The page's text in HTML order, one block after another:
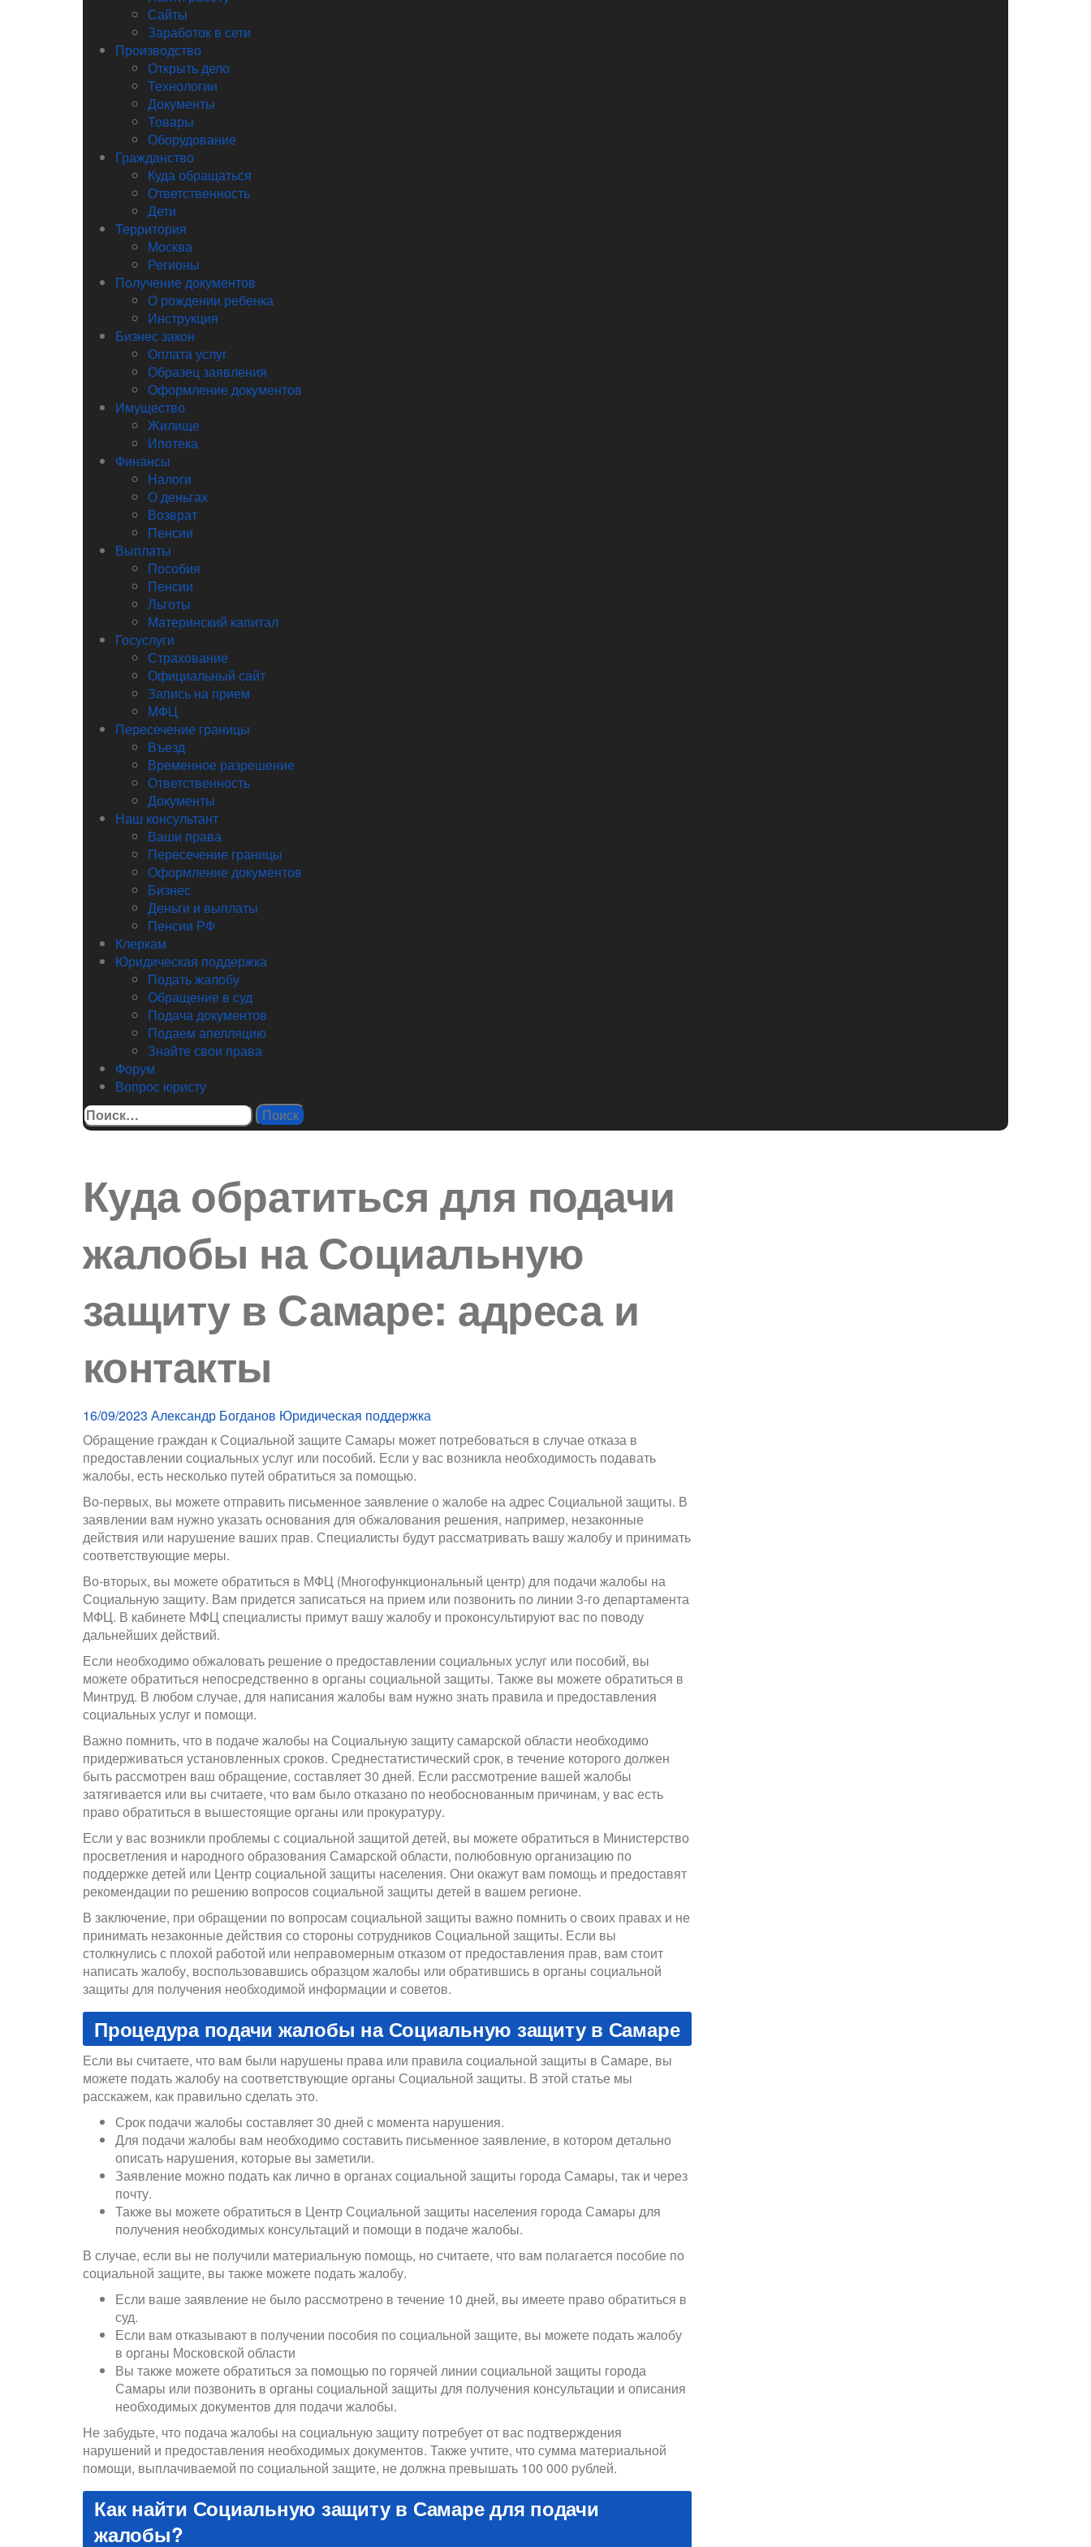
Сайты
Заработок в сети
Производство
Открыть дело
Технологии
Документы
Товары
Оборудование
Гражданство
Куда обращаться
Ответственность
Дети
Территория
Москва
Регионы
Получение документов
О рождении ребенка
Инструкция
Бизнес закон
Оплата услуг
Образец заявления
Оформление документов
Имущество
Жилище
Ипотека
Финансы
Налоги
О деньгах
Возврат
Пенсии
Выплаты
Пособия
Пенсии
Льготы
Материнский капитал
Госуслуги
Страхование
Официальный сайт
Запись на прием
МФЦ
Пересечение границы
Въезд
Временное разрешение
Ответственность
Документы
Наш консультант
Ваши права
Пересечение границы
Оформление документов
Бизнес
Деньги и выплаты
Пенсии РФ
Клеркам
Юридическая поддержка
Подать жалобу
Обращение в суд
Подача документов
Подаем апелляцию
Знайте свои права
Форум
Вопрос юристу
Найти:
Куда обратиться для подачи
жалобы на Социальную
защиту в Самаре: адреса и
контакты
16/09/2023 Александр Богданов Юридическая поддержка
Обращение граждан к Социальной защите Самары может потребоваться в случае отказа в
предоставлении социальных услуг или пособий. Если у вас возникла необходимость подавать
жалобы, есть несколько путей обратиться за помощью.
Во-первых, вы можете отправить письменное заявление о жалобе на адрес Социальной защиты. В
заявлении вам нужно указать основания для обжалования решения, например, незаконные
действия или нарушение ваших прав. Специалисты будут рассматривать вашу жалобу и принимать
соответствующие меры.
Во-вторых, вы можете обратиться в МФЦ (Многофункциональный центр) для подачи жалобы на
Социальную защиту. Вам придется записаться на прием или позвонить по линии 3-го департамента
МФЦ. В кабинете МФЦ специалисты примут вашу жалобу и проконсультируют вас по поводу
дальнейших действий.
Если необходимо обжаловать решение о предоставлении социальных услуг или пособий, вы
можете обратиться непосредственно в органы социальной защиты. Также вы можете обратиться в
Минтруд. В любом случае, для написания жалобы вам нужно знать правила и предоставления
социальных услуг и помощи.
Важно помнить, что в подаче жалобы на Социальную защиту самарской области необходимо
придерживаться установленных сроков. Среднестатистический срок, в течение которого должен
быть рассмотрен ваш обращение, составляет 30 дней. Если рассмотрение вашей жалобы
затягивается или вы считаете, что вам было отказано по необоснованным причинам, у вас есть
право обратиться в вышестоящие органы или прокуратуру.
Если у вас возникли проблемы с социальной защитой детей, вы можете обратиться в Министерство
просветления и народного образования Самарской области, полюбовную организацию по
поддержке детей или Центр социальной защиты населения. Они окажут вам помощь и предоставят
рекомендации по решению вопросов социальной защиты детей в вашем регионе.
В заключение, при обращении по вопросам социальной защиты важно помнить о своих правах и не
принимать незаконные действия со стороны сотрудников Социальной защиты. Если вы
столкнулись с плохой работой или неправомерным отказом от предоставления прав, вам стоит
написать жалобу, воспользовавшись образцом жалобы или обратившись в органы социальной
защиты для получения необходимой информации и советов.
Процедура подачи жалобы на Социальную защиту в Самаре
Если вы считаете, что вам были нарушены права или правила социальной защиты в Самаре, вы
можете подать жалобу на соответствующие органы Социальной защиты. В этой статье мы
расскажем, как правильно сделать это.
Срок подачи жалобы составляет 30 дней с момента нарушения.
Для подачи жалобы вам необходимо составить письменное заявление, в котором детально
описать нарушения, которые вы заметили.
Заявление можно подать как лично в органах социальной защиты города Самары, так и через
почту.
Также вы можете обратиться в Центр Социальной защиты населения города Самары для
получения необходимых консультаций и помощи в подаче жалобы.
В случае, если вы не получили материальную помощь, но считаете, что вам полагается пособие по
социальной защите, вы также можете подать жалобу.
Если ваше заявление не было рассмотрено в течение 10 дней, вы имеете право обратиться в
суд.
Если вам отказывают в получении пособия по социальной защите, вы можете подать жалобу
в органы Московской области
Вы также можете обратиться за помощью по горячей линии социальной защиты города
Самары или позвонить в органы социальной защиты для получения консультации и описания
необходимых документов для подачи жалобы.
Не забудьте, что подача жалобы на социальную защиту потребует от вас подтверждения
нарушений и предоставления необходимых документов. Также учтите, что сумма материальной
помощи, выплачиваемой по социальной защите, не должна превышать 100 000 рублей.
Как найти Социальную защиту в Самаре для подачи
жалобы?